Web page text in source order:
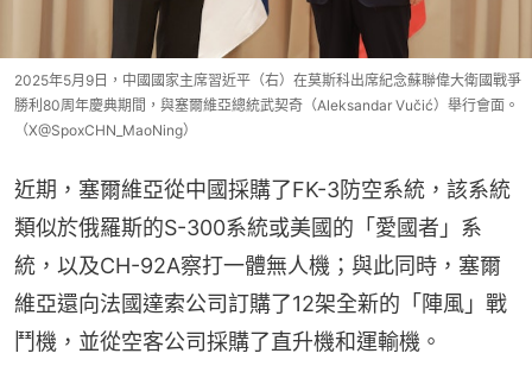
2025年5月9日，中國國家主席習近平（右）在莫斯科出席紀念蘇聯偉大衛國戰爭
勝利80周年慶典期間，與塞爾維亞總統武契奇（Aleksandar Vučić）舉行會面。
（X@SpoxCHN_MaoNing）
近期，塞爾維亞從中國採購了FK-3防空系統，該系統
類似於俄羅斯的S-300系統或美國的「愛國者」系
統，以及CH-92A察打一體無人機；與此同時，塞爾
維亞還向法國達索公司訂購了12架全新的「陣風」戰
鬥機，並從空客公司採購了直升機和運輸機。